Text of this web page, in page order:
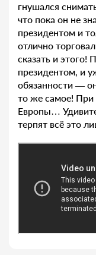
гнушался
что пока он не
президентом и
отлично
сказать и этого!
президентом, и
обязанности —
то же самое! При
Европы…
терпят всё это